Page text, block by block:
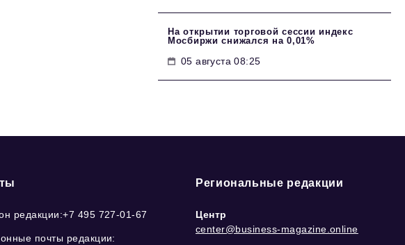
На открытии торговой сессии индекс
Мосбиржи снижался на 0,01%
05 августа 08:25
редакции:+7 495 727-01-67
почты редакции:
Региональные редакции
Центр
center@business-magazine.online